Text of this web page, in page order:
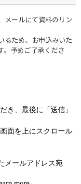
メールにて資料のリン
るため、お申込みいた
。予めご了承くださ